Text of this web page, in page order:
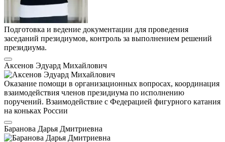
Подготовка и ведение документации для проведения
заседаний президиумов, контроль за выполнением решений
президиума.
Аксенов Эдуард Михайлович
Оказание помощи в организационных вопросах, координация
взаимодействия членов президиума по исполнению
поручений. Взаимодействие с Федерацией фигурного катания
на коньках России
Баранова Дарья Дмитриевна